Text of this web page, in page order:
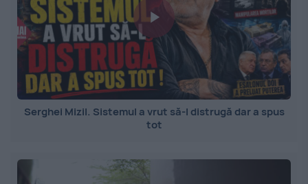
Serghei Mizil. Sistemul a vrut să-l distrugă dar a spus
tot